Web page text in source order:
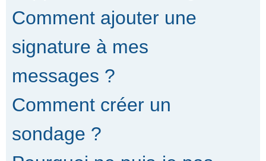
Comment ajouter une
signature à mes
messages ?
Comment créer un
sondage ?